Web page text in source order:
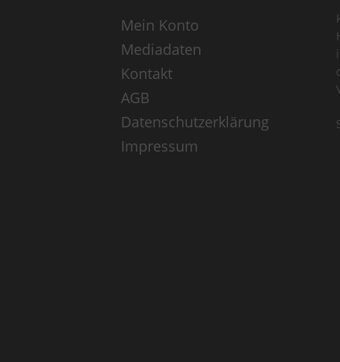
Mein Konto
Mediadaten
Kontakt
AGB
Datenschutzerklärung
Impressum